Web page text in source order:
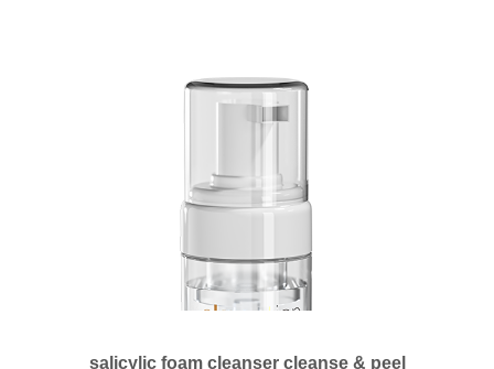
salicylic foam cleanser cleanse & peel